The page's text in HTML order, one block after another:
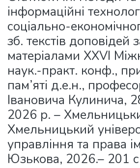
інформаційні
соціально-
зб. текстів доповідей
матеріалами XXVI
наук.-практ. конф.,
пам’яті д.е.н.,
Івановича Кулинича,
2026 р. –
Хмельницький
управління та права
Юзькова, 2026.– 201